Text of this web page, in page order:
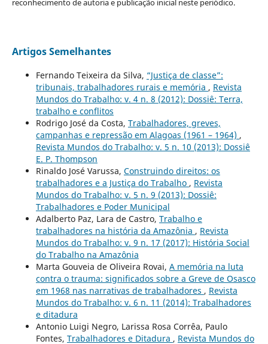
Artigos Semelhantes
Fernando Teixeira da Silva, “Justiça de classe”:
tribunais, trabalhadores rurais e memória , Revista
Mundos do Trabalho: v. 4 n. 8 (2012): Dossiê: Terra,
trabalho e conflitos
Rodrigo José da Costa, Trabalhadores, greves,
campanhas e repressão em Alagoas (1961 – 1964) ,
Revista Mundos do Trabalho: v. 5 n. 10 (2013): Dossiê
E. P. Thompson
Rinaldo José Varussa, Construindo direitos: os
trabalhadores e a Justiça do Trabalho , Revista
Mundos do Trabalho: v. 5 n. 9 (2013): Dossiê:
Trabalhadores e Poder Municipal
Adalberto Paz, Lara de Castro, Trabalho e
trabalhadores na história da Amazônia , Revista
Mundos do Trabalho: v. 9 n. 17 (2017): História Social
do Trabalho na Amazônia
Marta Gouveia de Oliveira Rovai, A memória na luta
contra o trauma: significados sobre a Greve de Osasco
em 1968 nas narrativas de trabalhadores , Revista
Mundos do Trabalho: v. 6 n. 11 (2014): Trabalhadores
e ditadura
Antonio Luigi Negro, Larissa Rosa Corrêa, Paulo
Fontes, Trabalhadores e Ditadura , Revista Mundos do